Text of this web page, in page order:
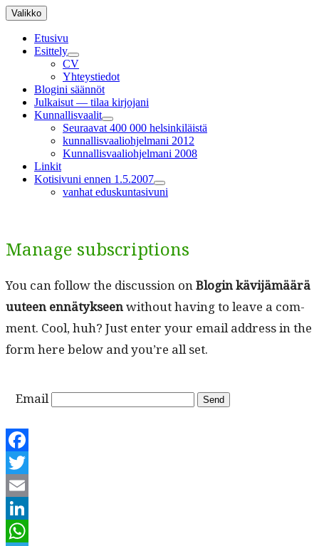
Siirry
sisältöön
Valikko
Etusivu
Esittely
näytä
alavalikko
CV
Yhteystiedot
Blogini säännöt
Julkaisut — tilaa kirjojani
Kunnallisvaalit
näytä
alavalikko
Seuraavat 400 000 helsinkiläistä
kunnallisvaaliohjelmani 2012
Kunnallisvaaliohjelmani 2008
Linkit
Kotisivuni ennen 1.5.2007
näytä
alavalikko
vanhat eduskuntasivuni
Manage subscriptions
You can fol­low the dis­cus­sion onBlo­gin kävi­jämäärä
uuteen ennä­tyk­seenwith­out hav­ing to leave a com­
ment. Cool, huh? Just enter your email address in the
form here below and you’re all set.
Email
Facebook
Twitter
Email
LinkedIn